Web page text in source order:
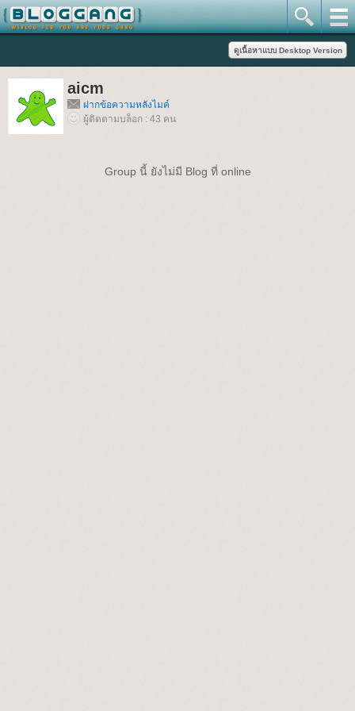
aicm
ฝากข้อความหลังไมค์
ผู้ติดตามบล็อก : 43 คน
Group นี้ ยังไม่มี Blog ที่ online